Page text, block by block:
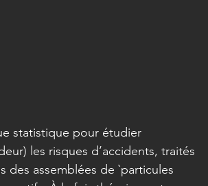
statistique pour étudier
les risques d’accidents, traités
des assemblées de `particules